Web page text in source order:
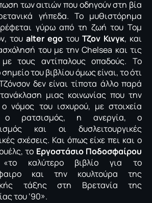
των αιτιών που οδηγούν στη βία
γήπεδα. Το μυθιστόρημα
γύρω από τη ζωή του Τομ
του alter ego του Τζον Κινγκ, και
του με την Chelsea και τις
τους αντίπαλους οπαδούς. Το
του βιβλίου όμως είναι, το ότι
δεν είναι τίποτα άλλο παρά
μιας κοινωνίας που την
ο νόμος του ισχυρού, με στοιχεία
ρατσισμός, η ανεργία, ο
και οι δυσλειτουργικές
σχέσεις. Και όπως είχε πει και ο
το Εργοστάσιο Ποδοσφαίρου
«το καλύτερο βιβλίο για το
και την κουλτούρα της
τάξης στη Βρετανία της
του ‘90».